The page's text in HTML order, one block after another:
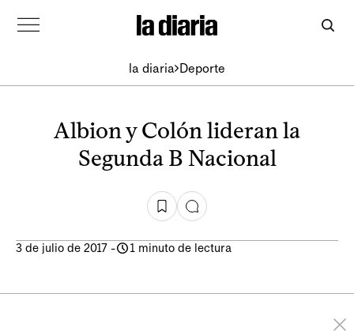
la diaria Deporte
Albion y Colón lideran la
Segunda B Nacional
3 de julio de 2017 - 1 minuto de lectura